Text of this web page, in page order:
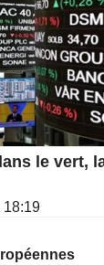
le vert,
18:19